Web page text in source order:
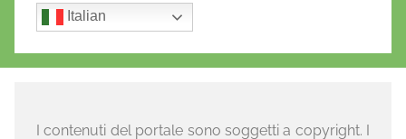
Italian
I contenuti del portale sono soggetti a copyright. I